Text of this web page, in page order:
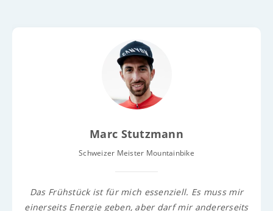
Marc Stutzmann
Schweizer Meister Mountainbike
Das Frühstück ist für mich essenziell. Es muss mir
einerseits Energie geben, aber darf mir andererseits